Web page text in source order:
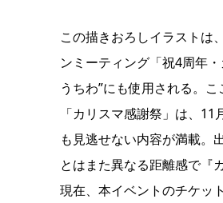
この描きおろしイラストは
ンミーティング「祝4周年
うちわ”にも使用される。
「カリスマ感謝祭」は、
も見逃せない内容が満載。
とはまた異なる距離感で『
現在、本イベントのチケッ